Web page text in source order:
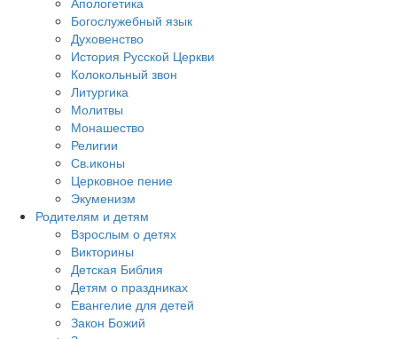
Богослужебный язык
Духовенство
История Русской Церкви
Колокольный звон
Литургика
Молитвы
Монашество
Религии
Св.иконы
Церковное пение
Экуменизм
Родителям и детям
Взрослым о детях
Викторины
Детская Библия
Детям о праздниках
Евангелие для детей
Закон Божий